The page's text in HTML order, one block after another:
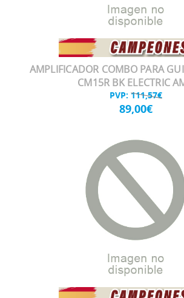
AMPLIFICADOR COMBO PARA
CM15R BK ELECTRIC
PVP: 111,57€
89,00€